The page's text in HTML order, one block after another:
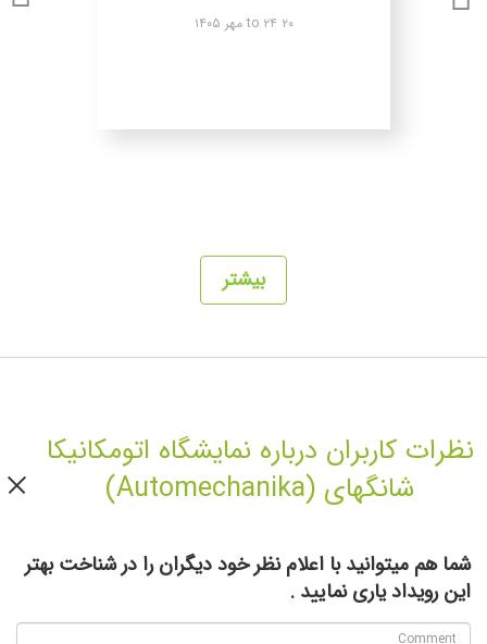
۲۰ to ۲۴ مهر ۱۴۰۵
بیشتر
نظرات کاربران درباره نمایشگاه اتومکانیکا
شانگهای (Automechanika)
شما هم میتوانید با اعلام نظر خود دیگران را در شناخت بهتر
این رویداد یاری نمایید .